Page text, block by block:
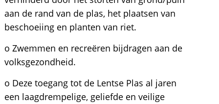
aan de rand van de plas, het plaatsen van
beschoeiing en planten van riet.
o Zwemmen en recreëren bijdragen aan de
volksgezondheid.
o Deze toegang tot de Lentse Plas al jaren
een laagdrempelige, geliefde en veilige